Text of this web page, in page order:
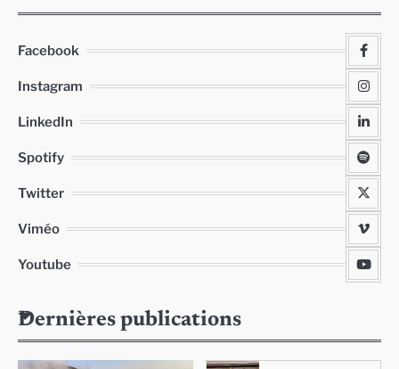
Facebook
Instagram
LinkedIn
Spotify
Twitter
Viméo
Youtube
Dernières publications